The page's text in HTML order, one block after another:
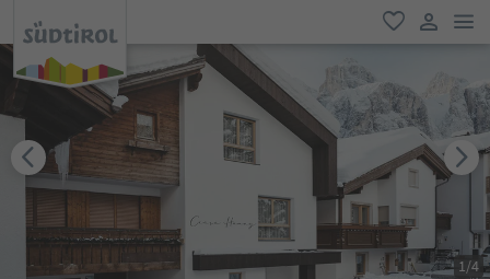
favoriti
user link
1/4